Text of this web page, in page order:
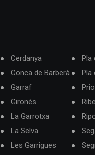
Cerdanya
Conca de Barberà
Garraf
Gironès
La Garrotxa
La Selva
Les Garrigues
Pla
Pla